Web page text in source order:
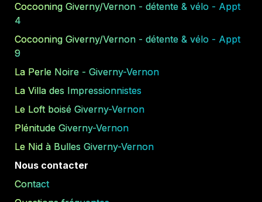
Cocooning Giverny/Vernon - détente & vélo - Appt
4
Cocooning Giverny/Vernon - détente & vélo - Appt
9
La Perle Noire - Giverny-Vernon
La Villa des Impressionnistes
Le Loft boisé Giverny-Vernon
Plénitude Giverny-Vernon
Le Nid à Bulles Giverny-Vernon
Nous contacter
Contact